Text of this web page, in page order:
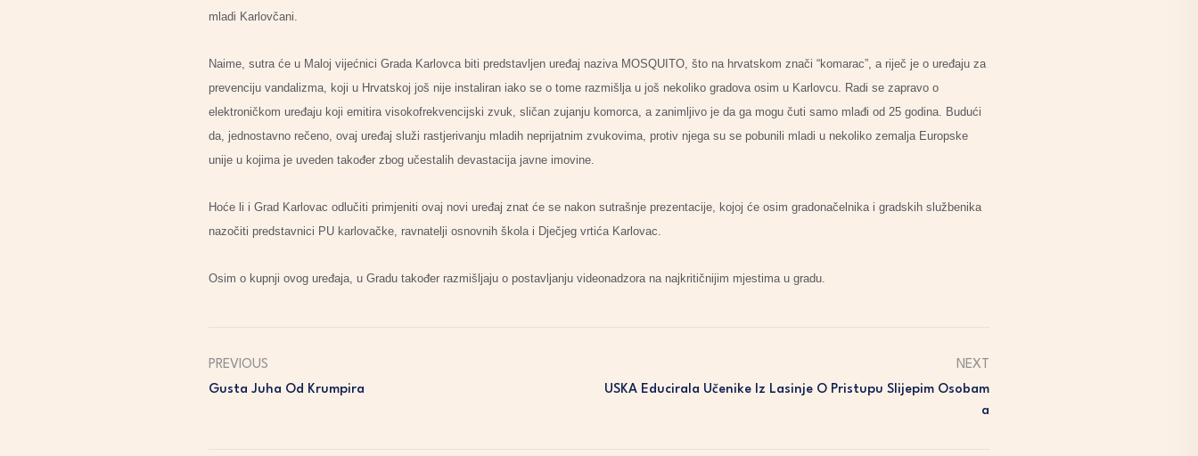
mladi Karlovčani.
Naime, sutra će u Maloj vijećnici Grada Karlovca biti predstavljen uređaj naziva MOSQUITO, što na hrvatskom znači “komarac”, a riječ je o uređaju za
prevenciju vandalizma, koji u Hrvatskoj još nije instaliran iako se o tome razmišlja u još nekoliko gradova osim u Karlovcu. Radi se zapravo o
elektroničkom uređaju koji emitira visokofrekvencijski zvuk, sličan zujanju komorca, a zanimljivo je da ga mogu čuti samo mlađi od 25 godina. Budući
da, jednostavno rečeno, ovaj uređaj služi rastjerivanju mladih neprijatnim zvukovima, protiv njega su se pobunili mladi u nekoliko zemalja Europske
unije u kojima je uveden također zbog učestalih devastacija javne imovine.
Hoće li i Grad Karlovac odlučiti primjeniti ovaj novi uređaj znat će se nakon sutrašnje prezentacije, kojoj će osim gradonačelnika i gradskih službenika
nazočiti predstavnici PU karlovačke, ravnatelji osnovnih škola i Dječjeg vrtića Karlovac.
Osim o kupnji ovog uređaja, u Gradu također razmišljaju o postavljanju videonadzora na najkritičnijim mjestima u gradu.
PREVIOUS
Gusta Juha Od Krumpira
NEXT
USKA Educirala Učenike Iz Lasinje O Pristupu Slijepim Osobam
A